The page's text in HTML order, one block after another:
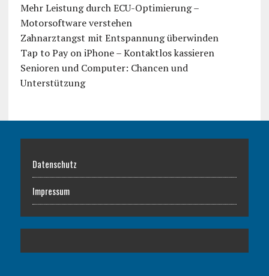
Mehr Leistung durch ECU-Optimierung –
Motorsoftware verstehen
Zahnarztangst mit Entspannung überwinden
Tap to Pay on iPhone – Kontaktlos kassieren
Senioren und Computer: Chancen und
Unterstützung
Datenschutz
Impressum